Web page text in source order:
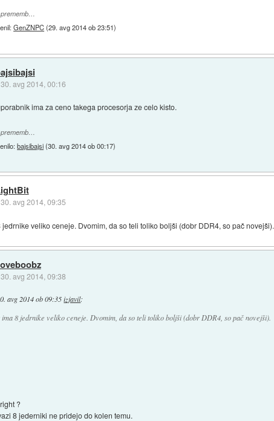
GenZNPC(29. avg 2014 ob 23:51)
30. avg 2014, 00:16
ima za ceno takega procesorja ze celo kisto.
bajsibajsi(30. avg 2014 ob 00:17)
30. avg 2014, 09:35
jedrnike veliko ceneje. Dvomim, da so teli toliko boljši (dobr DDR4, so pač novejši).
30. avg 2014, 09:38
avg 2014 ob 09:35 izjavil:
8 jedrnike veliko ceneje. Dvomim, da so teli toliko boljši (dobr DDR4, so pač novejši).
?
8 jederniki ne pridejo do kolen temu.